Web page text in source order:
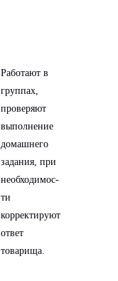
Работают в
группах,
проверяют
выполнение
домашнего
задания, при
необходимос-
ти
корректируют
ответ
товарища.